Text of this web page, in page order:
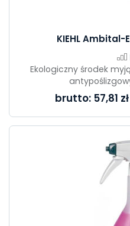
KIEHL Ambital-
Ekologiczny środek
brutto: 57,81 zł